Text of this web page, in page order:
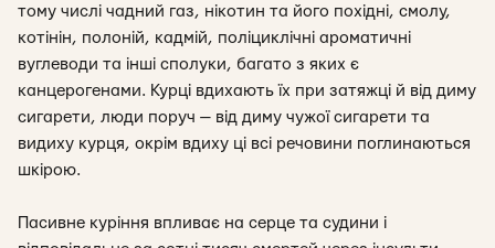
тому числі чадний газ, нікотин та його похідні, смолу,
котінін, полоній, кадмій, поліциклічні ароматичні
вуглеводи та інші сполуки, багато з яких є
канцерогенами. Курці вдихають їх при затяжці й від диму
сигарети, люди поруч — від диму чужої сигарети та
видиху курця, окрім вдиху ці всі речовини поглинаються
шкірою.
Пасивне куріння впливає на серце та судини і